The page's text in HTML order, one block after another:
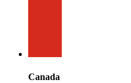
Canada